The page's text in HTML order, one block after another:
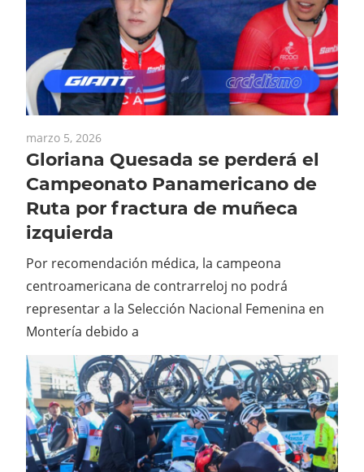
marzo 5, 2026
Gloriana Quesada se perderá el
Campeonato Panamericano de
Ruta por fractura de muñeca
izquierda
Por recomendación médica, la campeona
centroamericana de contrarreloj no podrá
representar a la Selección Nacional Femenina en
Montería debido a